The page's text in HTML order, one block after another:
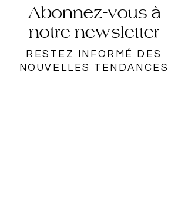
Abonnez-vous à
notre newsletter
RESTEZ INFORMÉ DES
NOUVELLES TENDANCES